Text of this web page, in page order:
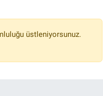
üstleniyorsunuz.